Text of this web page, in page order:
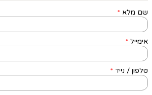
שם מלא *
אימייל *
טלפון / נייד *